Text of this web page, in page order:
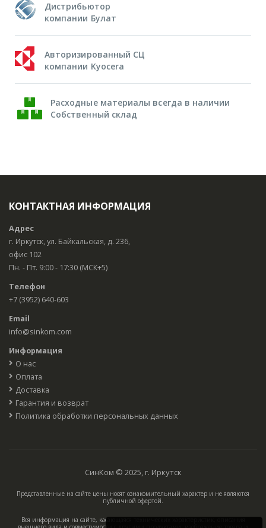
Дистрибьютор
компании Булат
Авторизированный СЦ
компании Kyocera
Расходные материалы всегда в наличии
Собственный склад
КОНТАКТНАЯ ИНФОРМАЦИЯ
Адрес
г. Иркутск, ул. Байкальская, д. 236,
офис 102
Пн. - Пт. 9:00 - 17:30 (МСК+5)
Телефон
+7 (3952) 640-603
Email
info@sinkom.com
Информация
О нас
Оплата
Доставка
Гарантия и возврат
Политика обработки персональных данных
СинКом © 2025, г. Иркутск
Представленные на сайте цены носят ознакомительный характер и не являются
публичной офертой.
Вся информация на сайте, касающаяся технических характеристик, описания